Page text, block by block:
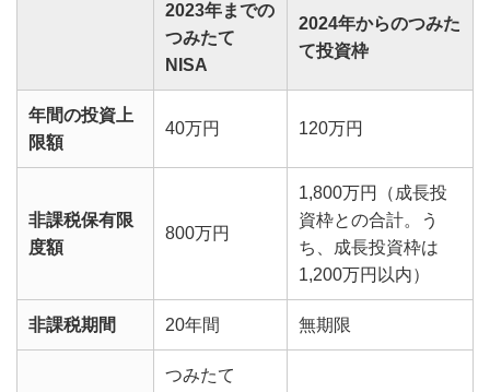
2023年までの
つみたて
NISA
2024年からのつみた
て投資枠
年間の投資上
限額
40万円 120万円
非課税保有限
度額
800万円
1,800万円（成長投
資枠との合計。う
ち、成長投資枠は
1,200万円以内）
非課税期間 20年間 無期限
つみたて